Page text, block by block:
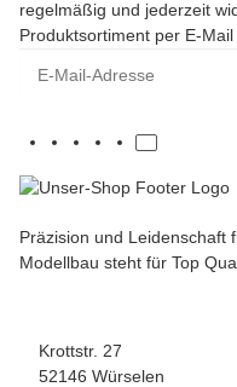
regelmäßig und jederzeit
Produktsortiment per E-Mail
Präzision und Leidenschaft
Modellbau steht für Top
Krottstr. 27
52146 Würselen